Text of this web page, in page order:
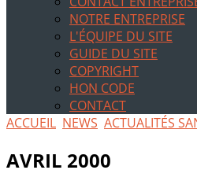
NOTRE ENTREPRISE
L'ÉQUIPE DU SITE
GUIDE DU SITE
COPYRIGHT
HON CODE
CONTACT
ACCUEIL NEWS ACTUALITÉS
AVRIL 2000